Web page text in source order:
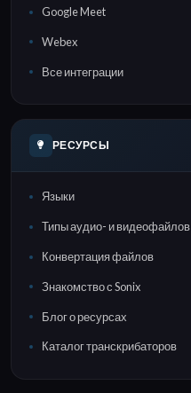
Google Meet
Webex
Все интеграции
РЕСУРСЫ
Языки
Типы аудио- и видеофайлов
Конвертация файлов
Знакомство с Sonix
Блог о ресурсах
Каталог транскрибаторов